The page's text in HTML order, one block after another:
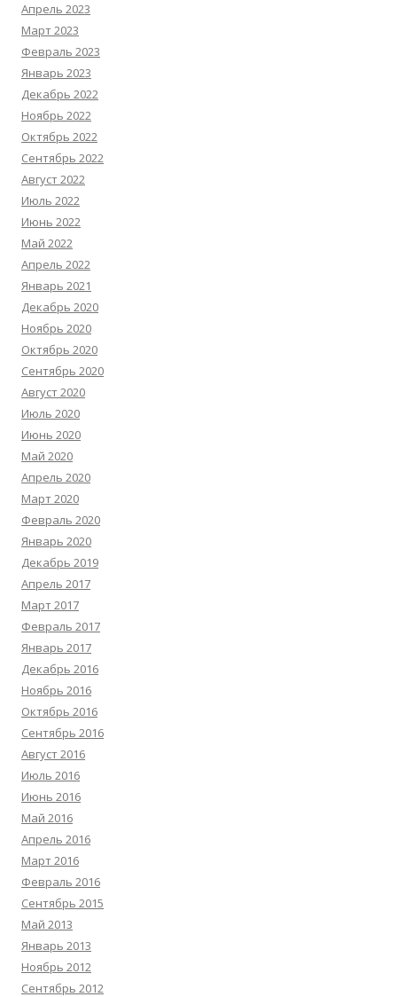
Апрель 2023
Март 2023
Февраль 2023
Январь 2023
Декабрь 2022
Ноябрь 2022
Октябрь 2022
Сентябрь 2022
Август 2022
Июль 2022
Июнь 2022
Май 2022
Апрель 2022
Январь 2021
Декабрь 2020
Ноябрь 2020
Октябрь 2020
Сентябрь 2020
Август 2020
Июль 2020
Июнь 2020
Май 2020
Апрель 2020
Март 2020
Февраль 2020
Январь 2020
Декабрь 2019
Апрель 2017
Март 2017
Февраль 2017
Январь 2017
Декабрь 2016
Ноябрь 2016
Октябрь 2016
Сентябрь 2016
Август 2016
Июль 2016
Июнь 2016
Май 2016
Апрель 2016
Март 2016
Февраль 2016
Сентябрь 2015
Май 2013
Январь 2013
Ноябрь 2012
Сентябрь 2012